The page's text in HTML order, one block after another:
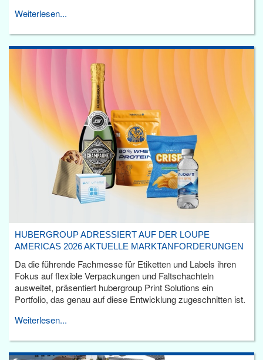
Weiterlesen...
HUBERGROUP ADRESSIERT AUF DER LOUPE
AMERICAS 2026 AKTUELLE MARKTANFORDERUNGEN
Da die führende Fachmesse für Etiketten und Labels ihren
Fokus auf flexible Verpackungen und Faltschachteln
ausweitet, präsentiert hubergroup Print Solutions ein
Portfolio, das genau auf diese Entwicklung zugeschnitten ist.
Weiterlesen...